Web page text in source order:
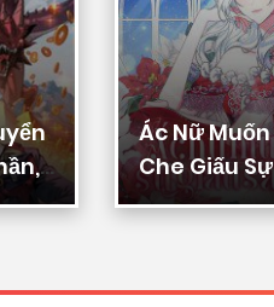
Ác Nữ Muốn
Che Giấu Sự
Giàu Sang